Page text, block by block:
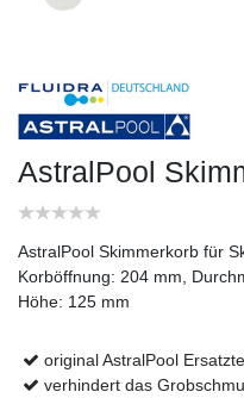
AstralPool
AstralPool Skimmerkorb für
Korböffnung: 204 mm,
Höhe: 125 mm
original AstralPool
verhindert das